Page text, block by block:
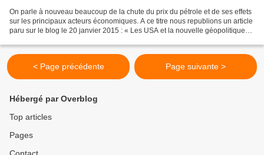
On parle à nouveau beaucoup de la chute du prix du pétrole et de ses effets
sur les principaux acteurs économiques. A ce titre nous republions un article
paru sur le blog le 20 janvier 2015 : « Les USA et la nouvelle géopolitique
< Page précédente Page suivante >
Hébergé par Overblog
Top articles
Pages